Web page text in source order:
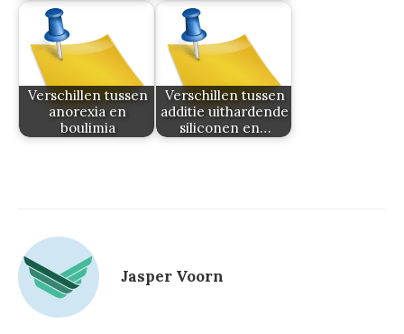
Verschillen tussen
anorexia en
boulimia
Verschillen tussen
additie uithardende
siliconen en…
Jasper Voorn